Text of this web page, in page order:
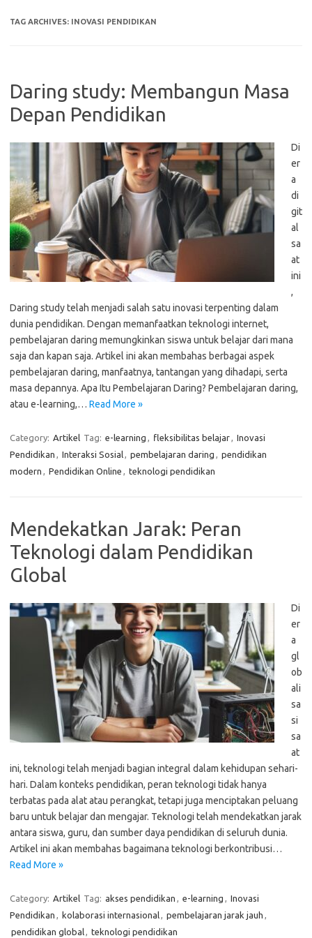
TAG ARCHIVES: INOVASI PENDIDIKAN
Daring study: Membangun Masa
Depan Pendidikan
Di
er
a
di
git
al
sa
at
ini
,
Daring study telah menjadi salah satu inovasi terpenting dalam
dunia pendidikan. Dengan memanfaatkan teknologi internet,
pembelajaran daring memungkinkan siswa untuk belajar dari mana
saja dan kapan saja. Artikel ini akan membahas berbagai aspek
pembelajaran daring, manfaatnya, tantangan yang dihadapi, serta
masa depannya. Apa Itu Pembelajaran Daring? Pembelajaran daring,
atau e-learning,… Read More »
Category: Artikel Tag: e-learning , fleksibilitas belajar, Inovasi
Pendidikan , Interaksi Sosial, pembelajaran daring , pendidikan
modern , Pendidikan Online , teknologi pendidikan
Mendekatkan Jarak: Peran
Teknologi dalam Pendidikan
Global
Di
er
a
gl
ob
ali
sa
si
sa
at
ini, teknologi telah menjadi bagian integral dalam kehidupan sehari-
hari. Dalam konteks pendidikan, peran teknologi tidak hanya
terbatas pada alat atau perangkat, tetapi juga menciptakan peluang
baru untuk belajar dan mengajar. Teknologi telah mendekatkan jarak
antara siswa, guru, dan sumber daya pendidikan di seluruh dunia.
Artikel ini akan membahas bagaimana teknologi berkontribusi…
Read More »
Category: Artikel Tag: akses pendidikan , e-learning , Inovasi
Pendidikan , kolaborasi internasional, pembelajaran jarak jauh ,
pendidikan global, teknologi pendidikan